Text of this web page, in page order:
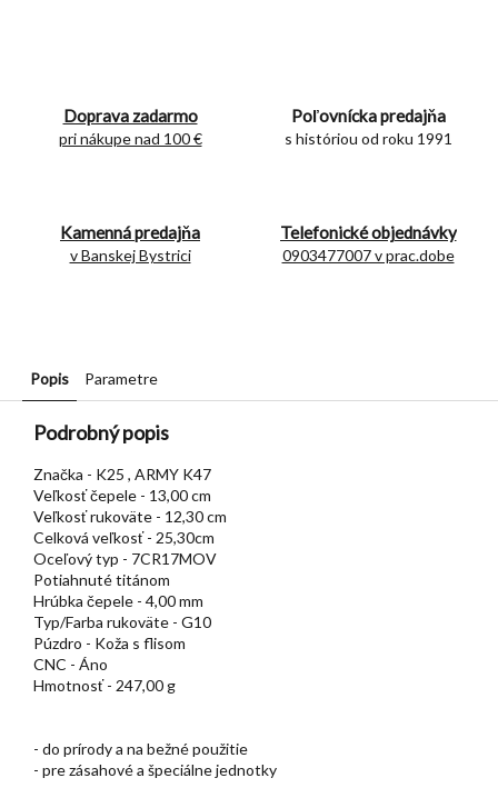
Doprava zadarmo
pri nákupe nad 100 €
Poľovnícka predajňa
s históriou od roku 1991
Kamenná predajňa
v Banskej Bystrici
Telefonické objednávky
0903477007 v prac.dobe
Popis Parametre
Podrobný popis
Značka - K25 , ARMY K47
Veľkosť čepele - 13,00 cm
Veľkosť rukoväte - 12,30 cm
Celková veľkosť - 25,30cm
Oceľový typ - 7CR17MOV
Potiahnuté titánom
Hrúbka čepele - 4,00 mm
Typ/Farba rukoväte - G10
Púzdro - Koža s flisom
CNC - Áno
Hmotnosť - 247,00 g
- do prírody a na bežné použitie
- pre zásahové a špeciálne jednotky